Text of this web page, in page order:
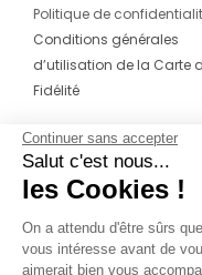
Politique de
Conditions générales
d’utilisation de la Carte
Fidélité
CONTACT
04 42 20 78 42
Du lundi au jeudi de 8h30 à
vendredi de 8h30 à 15h30
Continuer sans accepter
Salut c'est nous...
les Cookies !
On a attendu d'être sûrs
vous intéresse avant de
aimerait bien vous